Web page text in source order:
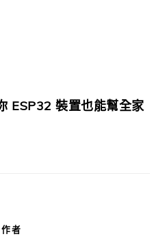
ESP32 裝置也能幫全家
作者